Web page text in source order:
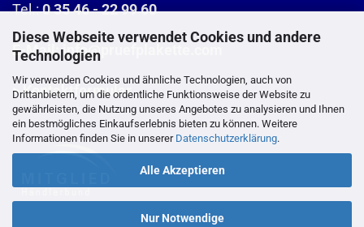
Diese Webseite verwendet Cookies und andere
Technologien
Wir verwenden Cookies und ähnliche Technologien, auch von
Drittanbietern, um die ordentliche Funktionsweise der Website zu
gewährleisten, die Nutzung unseres Angebotes zu analysieren und Ihnen
ein bestmögliches Einkaufserlebnis bieten zu können. Weitere
Informationen finden Sie in unserer Datenschutzerklärung.
Alle Akzeptieren
Nur Notwendige
Tel.:0 35 46 - 22 99 60
E-Mail:info@pruefplakette.com
>Kontaktformular